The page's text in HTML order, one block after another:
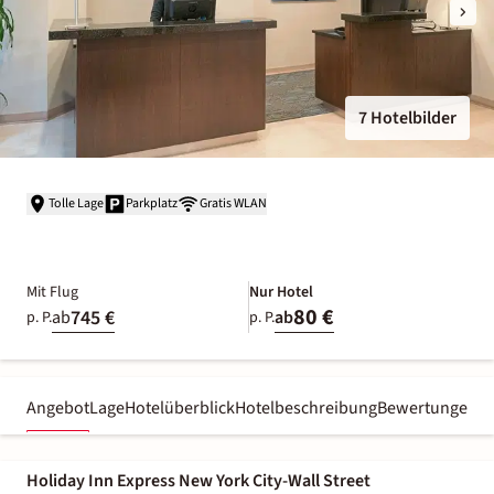
7 Hotelbilder
Tolle Lage Parkplatz Gratis WLAN
Mit Flug
p. P.ab745 €
Nur Hotel
p. P.ab80 €
AngebotLageHotelüberblickHotelbeschreibungBewertungen
Holiday Inn Express New York City-Wall Street